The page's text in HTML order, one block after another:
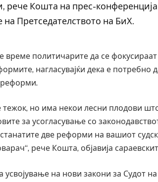
рече Кошта на прес-конференција
на Претседателството на БиХ.
време политичарите да се
нагласувајќи дека е потребно
реформи.
тежок, но има некои лесни плодови
за усогласување со
две реформи на вашиот
рече Кошта, објавија
усвојување на нови закони за Судот